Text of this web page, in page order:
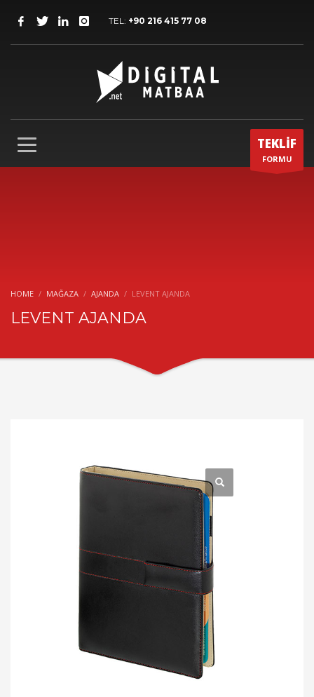
TEL: +90 216 415 77 08
TEKLİF
FORMU
HOME MAĞAZA AJANDA LEVENT AJANDA
LEVENT AJANDA